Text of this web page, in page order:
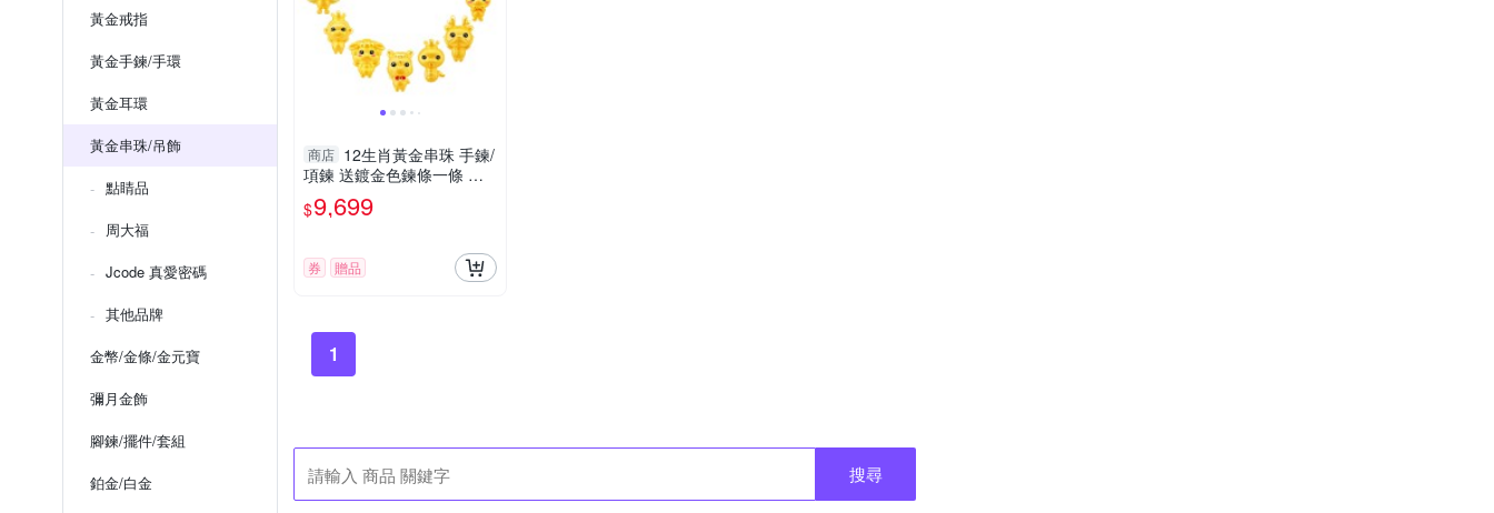
黃金戒指
黃金手鍊/手環
黃金耳環
黃金串珠/吊飾
點睛品
周大福
Jcode 真愛密碼
其他品牌
金幣/金條/金元寶
彌月金飾
腳鍊/擺件/套組
鉑金/白金
商店 12生肖黃金串珠 手鍊/
項鍊 送鍍金色鍊條一條 生
肖串珠 金珠
$9,699
券 贈品
1
搜尋